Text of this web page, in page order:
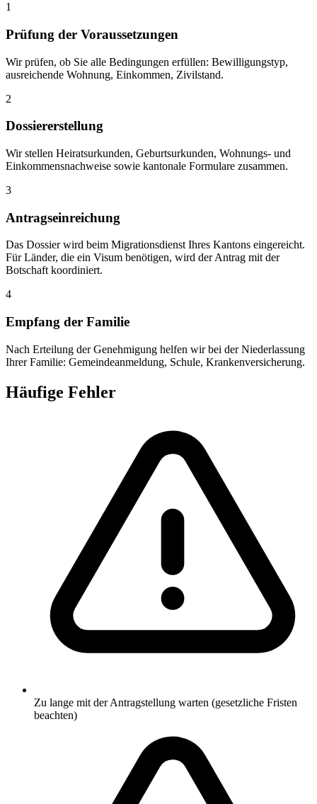
1
Prüfung der Voraussetzungen
Wir prüfen, ob Sie alle Bedingungen erfüllen: Bewilligungstyp,
ausreichende Wohnung, Einkommen, Zivilstand.
2
Dossiererstellung
Wir stellen Heiratsurkunden, Geburtsurkunden, Wohnungs- und
Einkommensnachweise sowie kantonale Formulare zusammen.
3
Antragseinreichung
Das Dossier wird beim Migrationsdienst Ihres Kantons eingereicht.
Für Länder, die ein Visum benötigen, wird der Antrag mit der
Botschaft koordiniert.
4
Empfang der Familie
Nach Erteilung der Genehmigung helfen wir bei der Niederlassung
Ihrer Familie: Gemeindeanmeldung, Schule, Krankenversicherung.
Häufige Fehler
Zu lange mit der Antragstellung warten (gesetzliche Fristen
beachten)